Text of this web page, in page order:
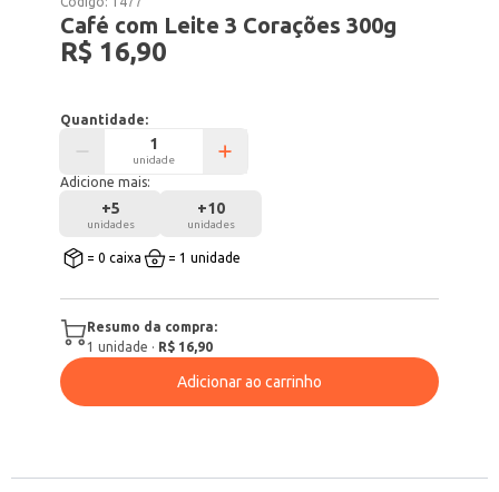
Café com Leite 3 Corações 300g
R$ 16,90
Quantidade:
unidade
Adicione mais:
+5
unidades
+10
unidades
= 0 caixa = 1 unidade
Resumo da compra:
1 unidade · R$ 16,90
Adicionar ao carrinho